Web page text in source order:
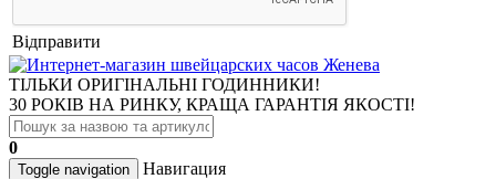
Відправити
ТІЛЬКИ ОРИГІНАЛЬНІ ГОДИННИКИ!
30 РОКІВ НА РИНКУ, КРАЩА ГАРАНТІЯ ЯКОСТІ!
0
Toggle navigation Навигация